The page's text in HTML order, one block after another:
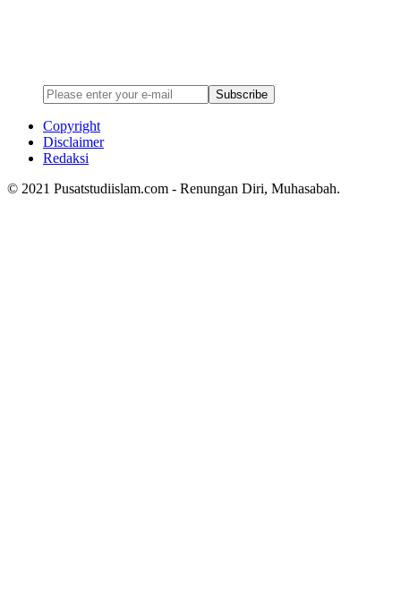
Subscribe
Copyright
Disclaimer
Redaksi
© 2021 Pusatstudiislam.com - Renungan Diri, Muhasabah.